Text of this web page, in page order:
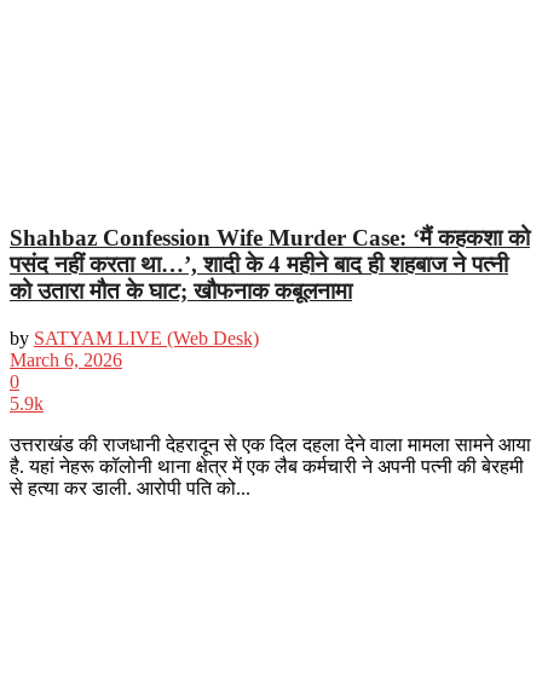
Shahbaz Confession Wife Murder Case: ‘मैं कहकशा को
पसंद नहीं करता था…’, शादी के 4 महीने बाद ही शहबाज ने पत्नी
को उतारा मौत के घाट; खौफनाक कबूलनामा
by SATYAM LIVE (Web Desk)
March 6, 2026
0
5.9k
उत्तराखंड की राजधानी देहरादून से एक दिल दहला देने वाला मामला सामने आया
है. यहां नेहरू कॉलोनी थाना क्षेत्र में एक लैब कर्मचारी ने अपनी पत्नी की बेरहमी
से हत्या कर डाली. आरोपी पति को...